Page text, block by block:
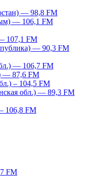
— 98,8 FM
— 106,1 FM
107,1 FM
— 90,3 FM
— 106,7 FM
— 87,6 FM
– 104,5 FM
обл.) — 89,3 FM
106,8 FM
FM